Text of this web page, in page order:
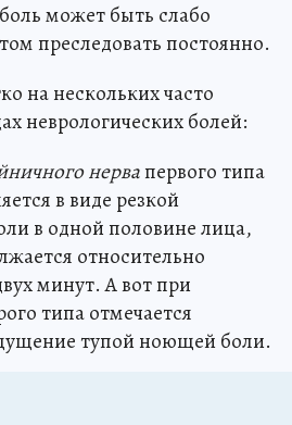
может быть слабо
преследовать постоянно.
на нескольких часто
неврологических болей:
нервапервого типа
в виде резкой
в одной половине лица,
относительно
минут. А вот при
типа отмечается
тупой ноющей боли.